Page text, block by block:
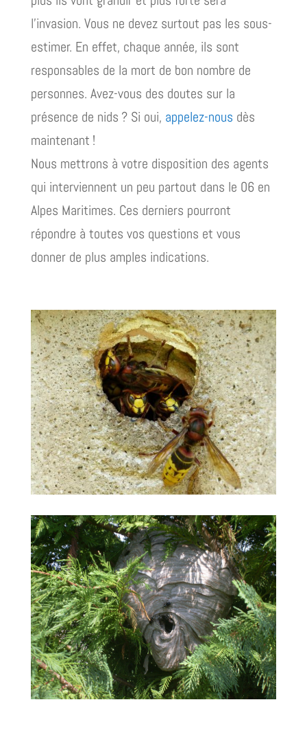
l’invasion. Vous ne devez surtout pas les sous-
estimer. En effet, chaque année, ils sont
responsables de la mort de bon nombre de
personnes. Avez-vous des doutes sur la
présence de nids ? Si oui, appelez-nous dès
maintenant !
Nous mettrons à votre disposition des agents
qui interviennent un peu partout dans le 06 en
Alpes Maritimes. Ces derniers pourront
répondre à toutes vos questions et vous
donner de plus amples indications.